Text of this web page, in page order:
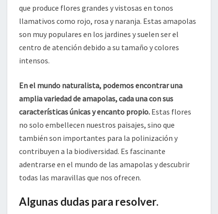
que produce flores grandes y vistosas en tonos
llamativos como rojo, rosa y naranja. Estas amapolas
son muy populares en los jardines y suelen ser el
centro de atención debido a su tamaño y colores
intensos.
En el mundo naturalista, podemos encontrar una
amplia variedad de amapolas, cada una con sus
características únicas y encanto propio. Estas flores
no solo embellecen nuestros paisajes, sino que
también son importantes para la polinización y
contribuyen a la biodiversidad. Es fascinante
adentrarse en el mundo de las amapolas y descubrir
todas las maravillas que nos ofrecen.
Algunas dudas para resolver.